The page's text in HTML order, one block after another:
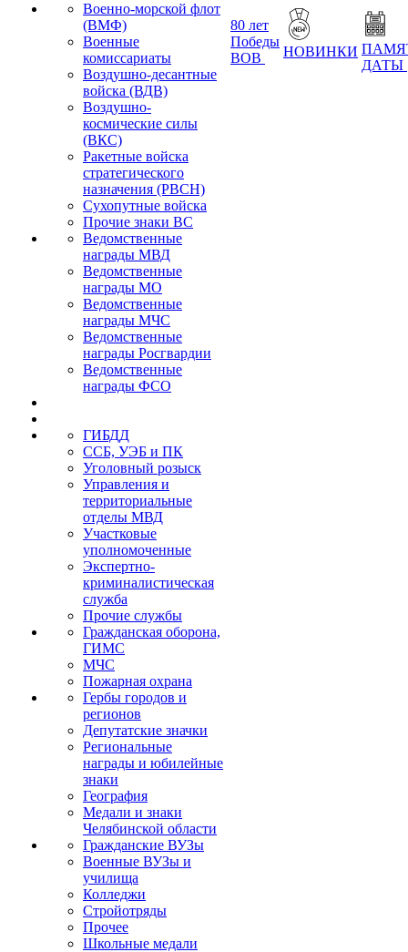
Военно-морской флот
(ВМФ)
Военные
комиссариаты
Воздушно-десантные
войска (ВДВ)
Воздушно-
космические силы
(ВКС)
Ракетные войска
стратегического
назначения (РВСН)
Сухопутные войска
Прочие знаки ВС
Ведомственные
награды МВД
Ведомственные
награды МО
Ведомственные
награды МЧС
Ведомственные
награды Росгвардии
Ведомственные
награды ФСО
ГИБДД
ССБ, УЭБ и ПК
Уголовный розыск
Управления и
территориальные
отделы МВД
Участковые
уполномоченные
Экспертно-
криминалистическая
служба
Прочие службы
Гражданская оборона,
ГИМС
МЧС
Пожарная охрана
Гербы городов и
регионов
Депутатские значки
Региональные
награды и юбилейные
знаки
География
Медали и знаки
Челябинской области
Гражданские ВУЗы
Военные ВУЗы и
училища
Колледжи
Стройотряды
Прочее
Школьные медали
80 лет
Победы
ВОВ
НОВИНКИ
ДАТЫ